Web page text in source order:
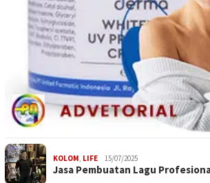
KOLOM, LIFE 15/07/2025
Jasa Pembuatan Lagu